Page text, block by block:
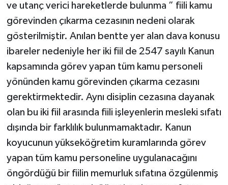
ve utanç verici hareketlerde bulunma ” fiili kamu
görevinden çıkarma cezasının nedeni olarak
gösterilmiştir. Anılan bentte yer alan dava konusu
ibareler nedeniyle her iki fiil de 2547 sayılı Kanun
kapsamında görev yapan tüm kamu personeli
yönünden kamu görevinden çıkarma cezasını
gerektirmektedir. Aynı disiplin cezasına dayanak
olan bu iki fiil arasında fiili işleyenlerin mesleki sıfatı
dışında bir farklılık bulunmamaktadır. Kanun
koyucunun yükseköğretim kuramlarında görev
yapan tüm kamu personeline uygulanacağını
öngördüğü bir fiilin memurluk sıfatına özgülenmiş